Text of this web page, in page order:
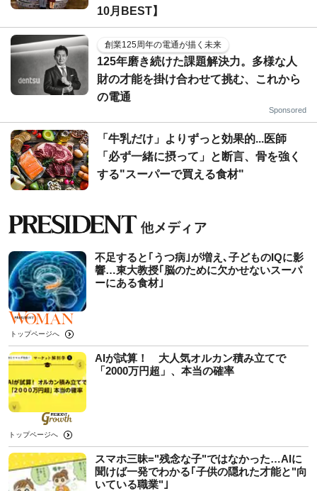
10月BEST】
創業125周年の電通が描く未来
125年磨き続けた課題解決力。多様な人
財の才能を掛け合わせて挑む、これから
の電通
Sponsored
「牛乳だけ」よりずっと効果的...医師
「必ず一緒に摂って」と断言、骨を強く
する"スーパーで買える食材"
不足すると｢うつ病｣が増え､子どものIQに影
響…東大教授｢脳のために欠かせないスーパ
ーにある食材｣
トップページへ
AIが試算！ 大人気オルカン積み立てで
「2000万円超」、本当の確率
トップページへ
スマホ三昧="残念な子"ではなかった…AIに
聞けば一発でわかる｢子供の隠れた才能と"向
いている職業"｣